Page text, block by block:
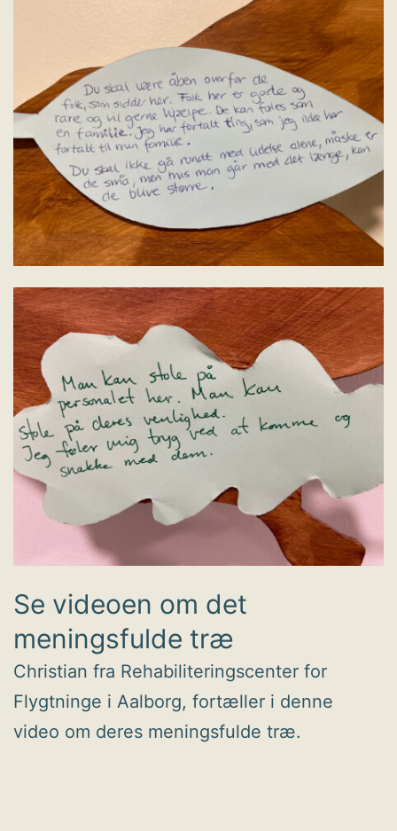
Se videoen om det
meningsfulde træ
Christian fra Rehabiliteringscenter for
Flygtninge i Aalborg, fortæller i denne
video om deres meningsfulde træ.